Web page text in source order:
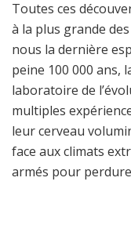
Toutes ces
à la plus grande
nous la dernière
peine 100 000 ans,
laboratoire de
multiples
leur cerveau
face aux climats
armés pour